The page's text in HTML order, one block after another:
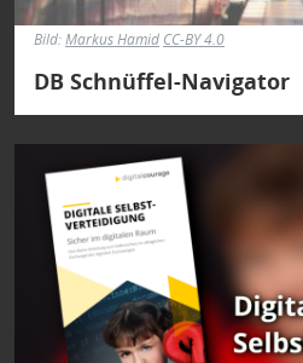
Bild:Markus Hamid CC-BY 4.0
DB Schnüffel-Navigator
Bild